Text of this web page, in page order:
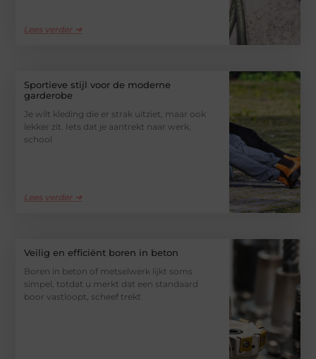
Lees verder ➜
Sportieve stijl voor de moderne
garderobe
Je wilt kleding die er strak uitziet, maar ook
lekker zit. Iets dat je aantrekt naar werk,
school
Lees verder ➜
Veilig en efficiënt boren in beton
Boren in beton of metselwerk lijkt soms
simpel, totdat u merkt dat een standaard
boor vastloopt, scheef trekt